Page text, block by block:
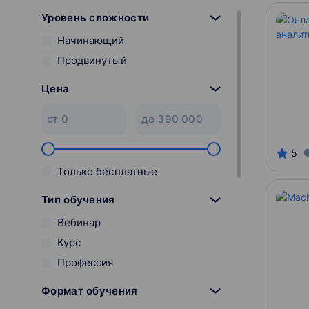
Уровень сложности
Начинающий
Продвинутый
Цена
Только бесплатные
Тип обучения
Вебинар
Курс
Профессия
Формат обучения
5